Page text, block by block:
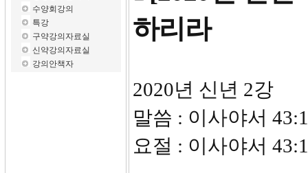
수양회강의
특강
구약강의자료실
신약강의자료실
강의안책자
하리라
2020년 신년 2강
말씀 : 이사야서
요절 : 이사야서